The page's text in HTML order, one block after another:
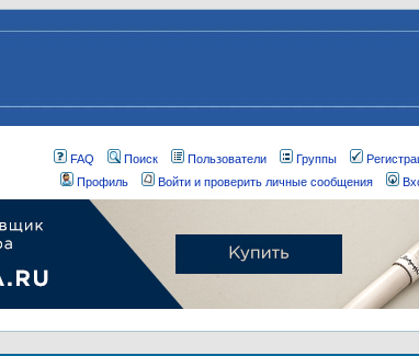
FAQ Поиск Пользователи Группы
Профиль
Войти и проверить личные сообщения